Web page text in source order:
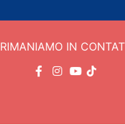
RIMANIAMO IN